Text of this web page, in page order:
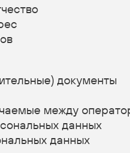
на обработку
доступа)
для
случаях